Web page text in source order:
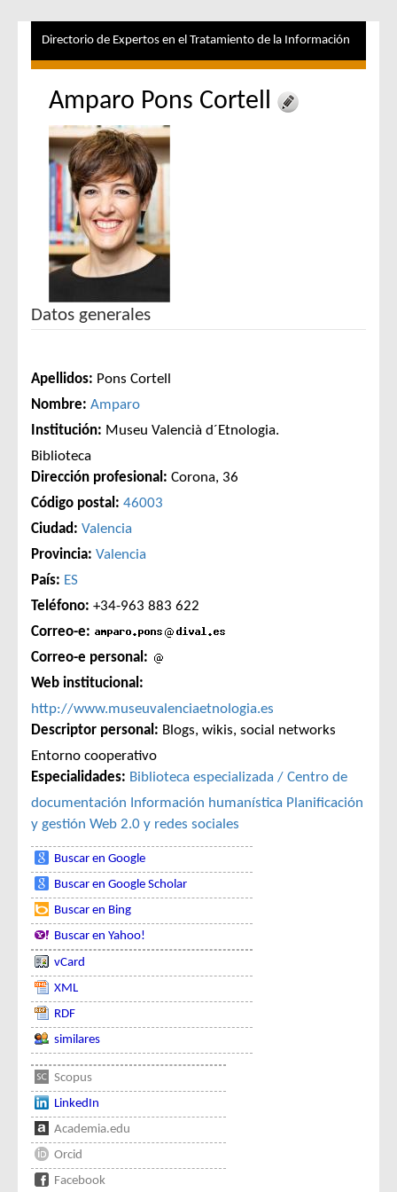
Directorio de Expertos en el Tratamiento de la Información
Amparo Pons Cortell
Datos generales
Apellidos: Pons Cortell
Nombre: Amparo
Institución: Museu Valencià d´Etnologia.
Biblioteca
Dirección profesional: Corona, 36
Código postal: 46003
Ciudad: Valencia
Provincia: Valencia
País: ES
Teléfono: +34-963 883 622
Correo-e:
Correo-e personal:
Web institucional:
http://www.museuvalenciaetnologia.es
Descriptor personal: Blogs, wikis, social networks
Entorno cooperativo
Especialidades: Biblioteca especializada / Centro de
documentación Información humanística Planificación
y gestión Web 2.0 y redes sociales
Buscar en Google
Buscar en Google Scholar
Buscar en Bing
Buscar en Yahoo!
vCard
XML
RDF
similares
Scopus
LinkedIn
Academia.edu
Orcid
Facebook